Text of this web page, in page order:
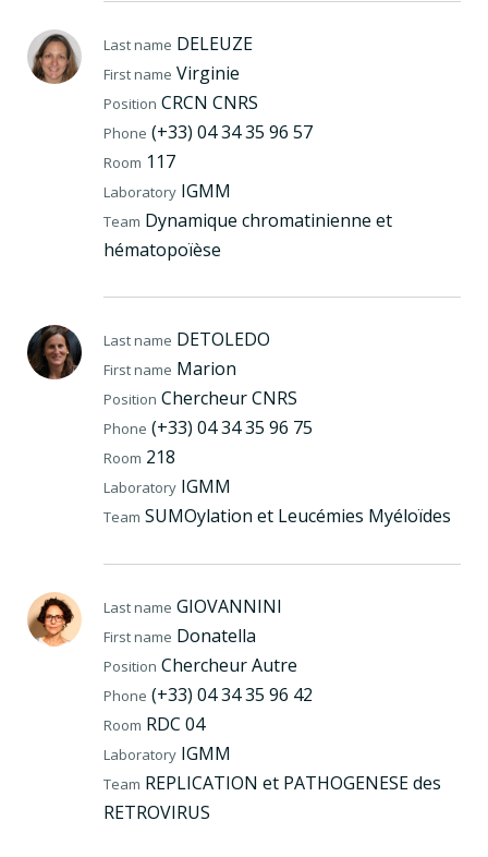
Last name DELEUZE
First name Virginie
Position CRCN CNRS
Phone (+33) 04 34 35 96 57
Room 117
Laboratory IGMM
Team Dynamique chromatinienne et
hématopoïèse
Last name DETOLEDO
First name Marion
Position Chercheur CNRS
Phone (+33) 04 34 35 96 75
Room 218
Laboratory IGMM
Team SUMOylation et Leucémies Myéloïdes
Last name GIOVANNINI
First name Donatella
Position Chercheur Autre
Phone (+33) 04 34 35 96 42
Room RDC 04
Laboratory IGMM
Team REPLICATION et PATHOGENESE des
RETROVIRUS